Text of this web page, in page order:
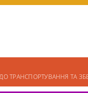
ТРАНСПОРТУВАННЯ ТА